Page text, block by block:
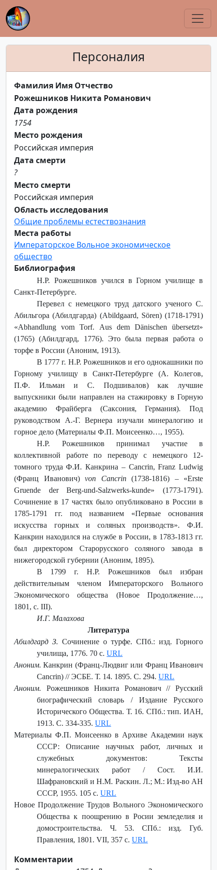
Персоналия
Фамилия Имя Отчество
Рожешников Никита Романович
Дата рождения
1754
Место рождения
Российская империя
Дата смерти
?
Место смерти
Российская империя
Область исследования
Общие проблемы естествознания
Места работы
Императорское Вольное экономическое
общество
Библиография
Н.Р. Рожешников учился в Горном училище в
Санкт-Петербурге.
Перевел с немецкого труд датского ученого С.
Абильгора (Абилдгарда) (Abildgaard, Sören) (1718-1791)
«Abhandlung vom Torf. Aus dem Dänischen übersetzt»
(1765) (Абилдгард, 1776). Это была первая работа о
торфе в России (Аноним, 1913).
В 1777 г. Н.Р. Рожешников и его однокашники по
Горному училищу в Санкт-Петербурге (А. Колегов,
П.Ф. Ильман и С. Подшивалов) как лучшие
выпускники были направлен на стажировку в Горную
академию Фрайберга (Саксония, Германия). Под
руководством А.-Г. Вернера изучали минералогию и
горное дело (Материалы Ф.П. Моисеенко…, 1955).
Н.Р. Рожешников принимал участие в
коллективной работе по переводу с немецкого 12-
томного труда Ф.И. Канкрина – Cancrin, Franz Ludwig
(Франц Иванович) von Cancrin(1738-1816) – «Erste
Gruende der Berg-und-Salzwerks-kunde» (1773-1791).
Сочинение в 17 частях было опубликовано в России в
1785-1791 гг. под названием «Первые основания
искусства горных и соляных производств». Ф.И.
Канкрин находился на службе в России, в 1783-1813 гг.
был директором Старорусского соляного завода в
нижегородской губернии (Аноним, 1895).
В 1799 г. Н.Р. Рожешников был избран
действительным членом Императорского Вольного
Экономического общества (Новое Продолжение…,
1801, с. III).
И.Г. Малахова
Литература
Абилдгард З. Сочинение о турфе. СПб.: изд. Горного
училища, 1776. 70 с.URL
Аноним. Канкрин (Франц-Людвиг или Франц Иванович
Cancrin) // ЭСБЕ. Т. 14. 1895. С. 294.URL
Аноним. Рожешников Никита Романович // Русский
биографический словарь / Издание Русского
Исторического Общества. Т. 16. СПб.: тип. ИАН,
1913. С. 334-335.URL
Материалы Ф.П. Моисеенко в Архиве Академии наук
СССР: Описание научных работ, личных и
служебных документов: Тексты
минералогических работ / Сост. И.И.
Шафрановский и Н.М. Раскин. Л.; М.: Изд-во АН
СССР, 1955. 105 с.URL
Новое Продолжение Трудов Вольного Экономического
Общества к поощрению в Росии земледелия и
домостроительства. Ч. 53. СПб.: изд. Губ.
Правления, 1801. VII, 357 c.URL
Комментарии